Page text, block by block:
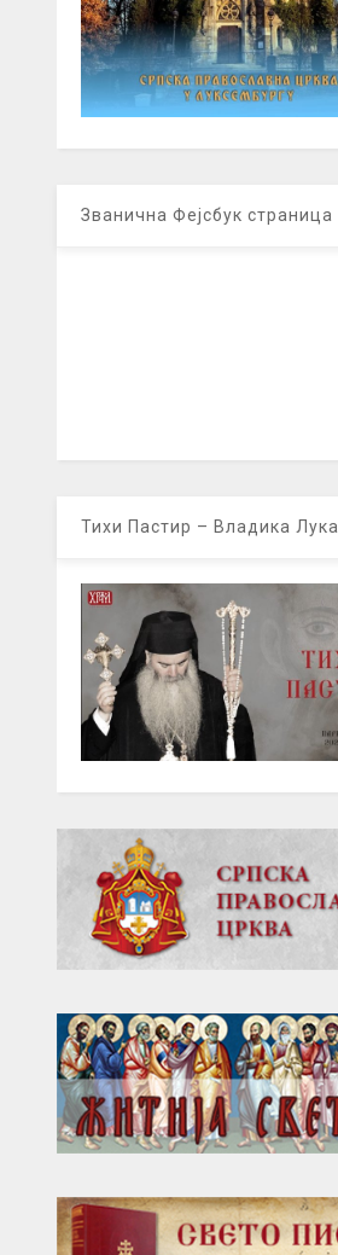
Званична Фејсбук страница
Тихи Пастир – Владика Лука